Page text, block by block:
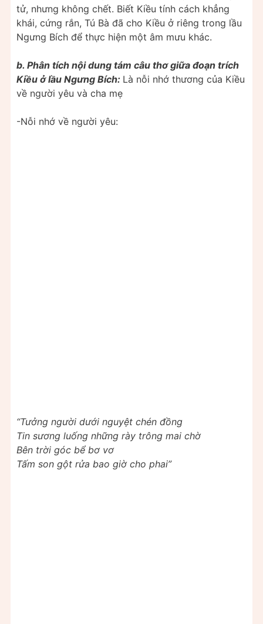
tử, nhưng không chết. Biết Kiều tính cách khẳng
khái, cứng rắn, Tú Bà đã cho Kiều ở riêng trong lầu
Ngưng Bích để thực hiện một âm mưu khác.
b. Phân tích nội dung tám câu thơ giữa đoạn trích
Kiều ở lầu Ngưng Bích: Là nỗi nhớ thương của Kiều
về người yêu và cha mẹ
-Nỗi nhớ về người yêu:
“Tưởng người dưới nguyệt chén đồng
Tin sương luống những rày trông mai chờ
Bên trời góc bể bơ vơ
Tấm son gột rửa bao giờ cho phai”